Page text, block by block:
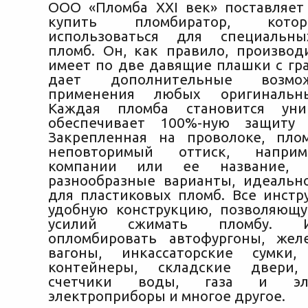
ООО «Пломба XXI век»
купить пломбиратор,
использоваться для
пломб. Он, как правило,
имеет по две давящие плашки с
дает дополнительные
применения любых
Каждая пломба становится
обеспечивает 100%-ную
Закрепленная на проволоке,
неповторимый оттиск,
компании или ее название,
разнообразные варианты,
для пластиковых пломб. Все
удобную конструкцию,
усилий сжимать пломбу.
опломбировать автофургоны,
вагоны, инкассаторские
контейнеры, складские двери,
счетчики воды, газа и
электроприборы и многое другое.